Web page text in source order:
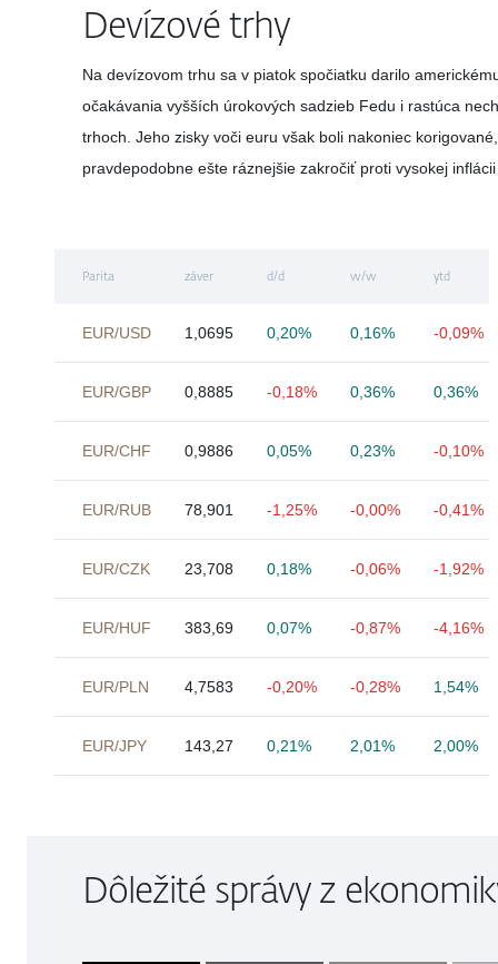
Devízové trhy
Na devízovom trhu sa v piatok spočiatku darilo
očakávania vyšších úrokových sadzieb Fedu i rastúca
trhoch. Jeho zisky voči euru však boli nakoniec
pravdepodobne ešte ráznejšie zakročiť proti vysokej
Parita záver d/d w/w ytd
EUR/USD 1,0695 0,20% 0,16% -0,09%
EUR/GBP 0,8885 -0,18% 0,36% 0,36%
EUR/CHF 0,9886 0,05% 0,23% -0,10%
EUR/RUB 78,901 -1,25% -0,00% -0,41%
EUR/CZK 23,708 0,18% -0,06% -1,92%
EUR/HUF 383,69 0,07% -0,87% -4,16%
EUR/PLN 4,7583 -0,20% -0,28% 1,54%
EUR/JPY 143,27 0,21% 2,01% 2,00%
Dôležité správy z